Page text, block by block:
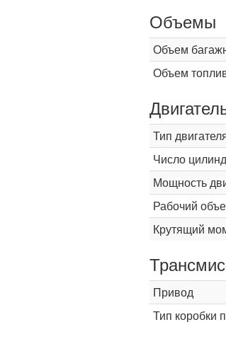
Объемы
Объем
Объем
Тип
Число
Мощность
Рабочий
Крутящий
Привод
Тип коробки